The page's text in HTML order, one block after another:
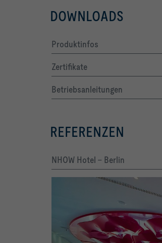
DOWNLOADS
Produktinfos
Zertifikate
Betriebsanleitungen
REFERENZEN
NHOW Hotel - Berlin